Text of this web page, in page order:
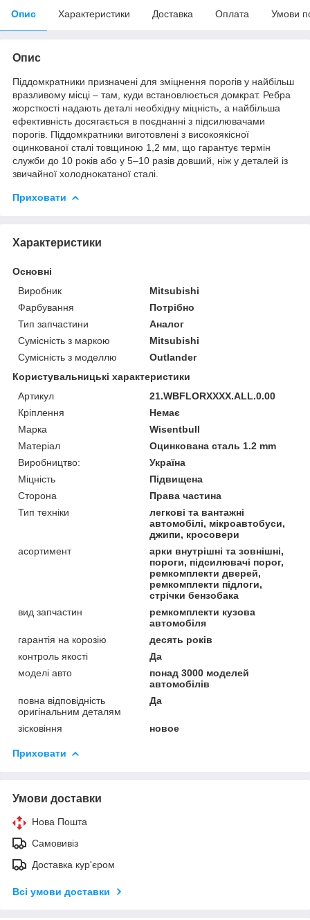
Опис Характеристики Доставка Оплата Умови
Опис
Піддомкратники призначені для зміцнення порогів у найбільш
вразливому місці – там, куди встановлюється домкрат. Ребра
жорсткості надають деталі необхідну міцність, а найбільша
ефективність досягається в поєднанні з підсилювачами
порогів. Піддомкратники виготовлені з високоякісної
оцинкованої сталі товщиною 1,2 мм, що гарантує термін
служби до 10 років або у 5–10 разів довший, ніж у деталей із
звичайної холоднокатаної сталі.
Приховати
Характеристики
Основні
Виробник
Mitsubishi
Фарбування
Потрібно
Тип запчастини
Аналог
Сумісність з маркою
Mitsubishi
Сумісність з моделлю
Outlander
Користувальницькі характеристики
Артикул
21.WBFLORXXXX.ALL.0.00
Кріплення
Немає
Марка
Wisentbull
Матеріал
Оцинкована сталь 1.2 mm
Виробництво:
Україна
Міцність
Підвищена
Сторона
Права частина
Тип техніки
легкові та вантажні
автомобілі, мікроавтобуси,
джипи, кросовери
асортимент
арки внутрішні та зовнішні,
пороги, підсилювачі порог,
ремкомплекти дверей,
ремкомплекти підлоги,
стрічки бензобака
вид запчастин
ремкомплекти кузова
автомобіля
гарантія на корозію
десять років
контроль якості
Да
моделі авто
понад 3000 моделей
автомобілів
повна відповідність
оригінальним деталям
Да
зісковіння новое
Приховати
Умови доставки
Нова Пошта
Самовивіз
Доставка кур'єром
Всі умови доставки